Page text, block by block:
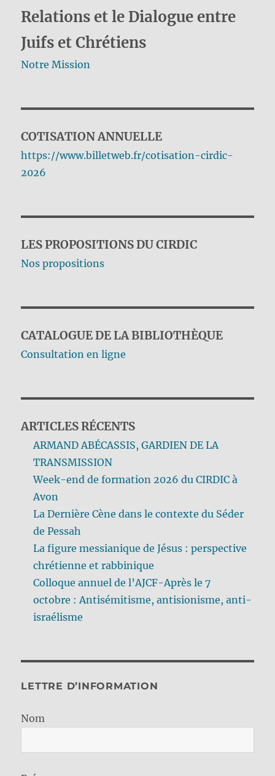
Relations et le Dialogue entre
Juifs et Chrétiens
Notre Mission
COTISATION ANNUELLE
https://www.billetweb.fr/cotisation-cirdic-
2026
LES PROPOSITIONS DU CIRDIC
Nos propositions
CATALOGUE DE LA BIBLIOTHÈQUE
Consultation en ligne
ARTICLES RÉCENTS
ARMAND ABÉCASSIS, GARDIEN DE LA
TRANSMISSION
Week-end de formation 2026 du CIRDIC à
Avon
La Dernière Cène dans le contexte du Séder
de Pessah
La figure messianique de Jésus : perspective
chrétienne et rabbinique
Colloque annuel de l’AJCF-Après le 7
octobre : Antisémitisme, antisionisme, anti-
israélisme
LETTRE D’INFORMATION
Nom